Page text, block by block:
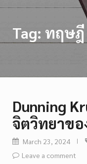
Tag: ทฤษฎี
Dunning
จิตวิทยาข
March 23, 2024
Leave a comment